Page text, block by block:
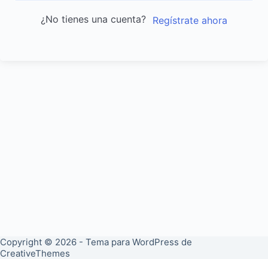
¿No tienes una cuenta? Regístrate ahora
Copyright © 2026 - Tema para WordPress de
CreativeThemes